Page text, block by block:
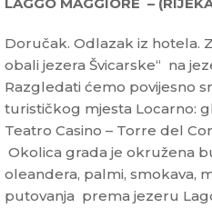
Doručak. Odlazak iz hotela.
obali jezera Švicarske“ na
Razgledati ćemo povijesno
turističkog mjesta Locarno:
Teatro Casino – Torre del
Okolica grada je okružena
oleandera, palmi, smokava,
putovanja prema jezeru